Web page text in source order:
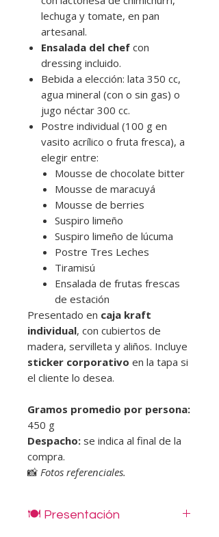
lechuga y tomate, en pan
artesanal.
Ensalada del chef con
dressing incluido.
Bebida a elección: lata 350 cc,
agua mineral (con o sin gas) o
jugo néctar 300 cc.
Postre individual (100 g en
vasito acrílico o fruta fresca), a
elegir entre:
Mousse de chocolate bitter
Mousse de maracuyá
Mousse de berries
Suspiro limeño
Suspiro limeño de lúcuma
Postre Tres Leches
Tiramisú
Ensalada de frutas frescas
de estación
Presentado en caja kraft
individual, con cubiertos de
madera, servilleta y aliños. Incluye
sticker corporativo en la tapa si
el cliente lo desea.
Gramos promedio por persona:
450 g
Despacho: se indica al final de la
compra.
📸 Fotos referenciales.
🍽️ Presentación